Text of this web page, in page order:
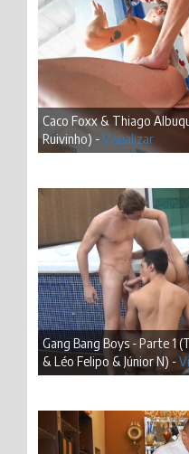
Caco Foxx & Thiago
Ruivinho) -Visualizar
Gang Bang Boys - Parte 1
& Léo Felipo & Júnior N) -